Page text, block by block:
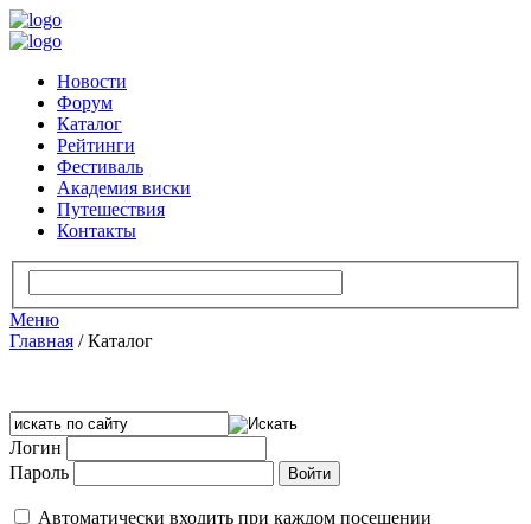
Новости
Форум
Каталог
Рейтинги
Фестиваль
Академия виски
Путешествия
Контакты
Меню
Главная /Каталог
Логин
Пароль
Автоматически входить при каждом посещении